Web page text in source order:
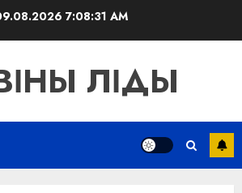
7:08:32 AM
ЛІДЫ